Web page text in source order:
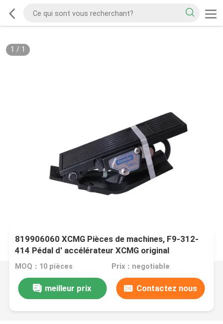
1 / 1
819906060 XCMG Pièces de machines, F9-312-
414 Pédal d' accélérateur XCMG original
MOQ：10 pièces Prix：negotiable
meilleur prix Contactez nous